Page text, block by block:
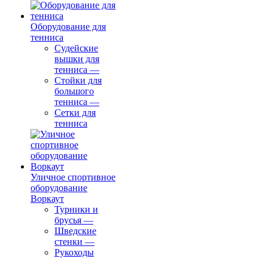
Оборудование для
тенниса
Судейские
вышки для
тенниса —
Стойки для
большого
тенниса —
Сетки для
тенниса
Уличное спортивное
оборудование
Воркаут
Турники и
брусья —
Шведские
стенки —
Рукоходы